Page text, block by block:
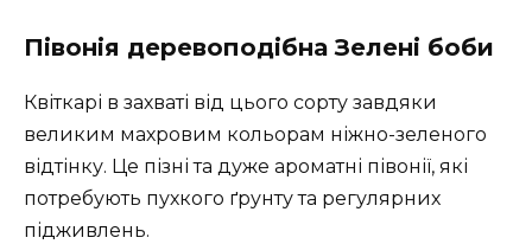
Півонія деревоподібна Зелені боби
Квіткарі в захваті від цього сорту завдяки
великим махровим кольорам ніжно-зеленого
відтінку. Це пізні та дуже ароматні півонії, які
потребують пухкого ґрунту та регулярних
підживлень.